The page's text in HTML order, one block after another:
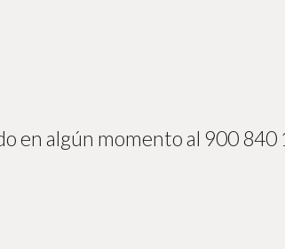
en algún momento al 900